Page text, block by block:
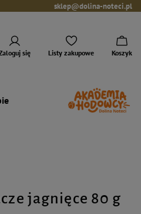
sklep@dolina-noteci.pl
się Listy zakupowe Koszyk
jagnięce 80 g